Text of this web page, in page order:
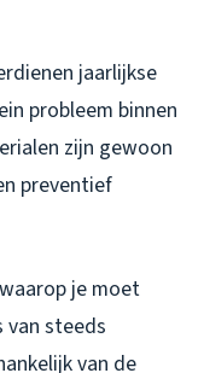
jaarlijkse
probleem binnen
zijn gewoon
preventief
je moet
van steeds
van de